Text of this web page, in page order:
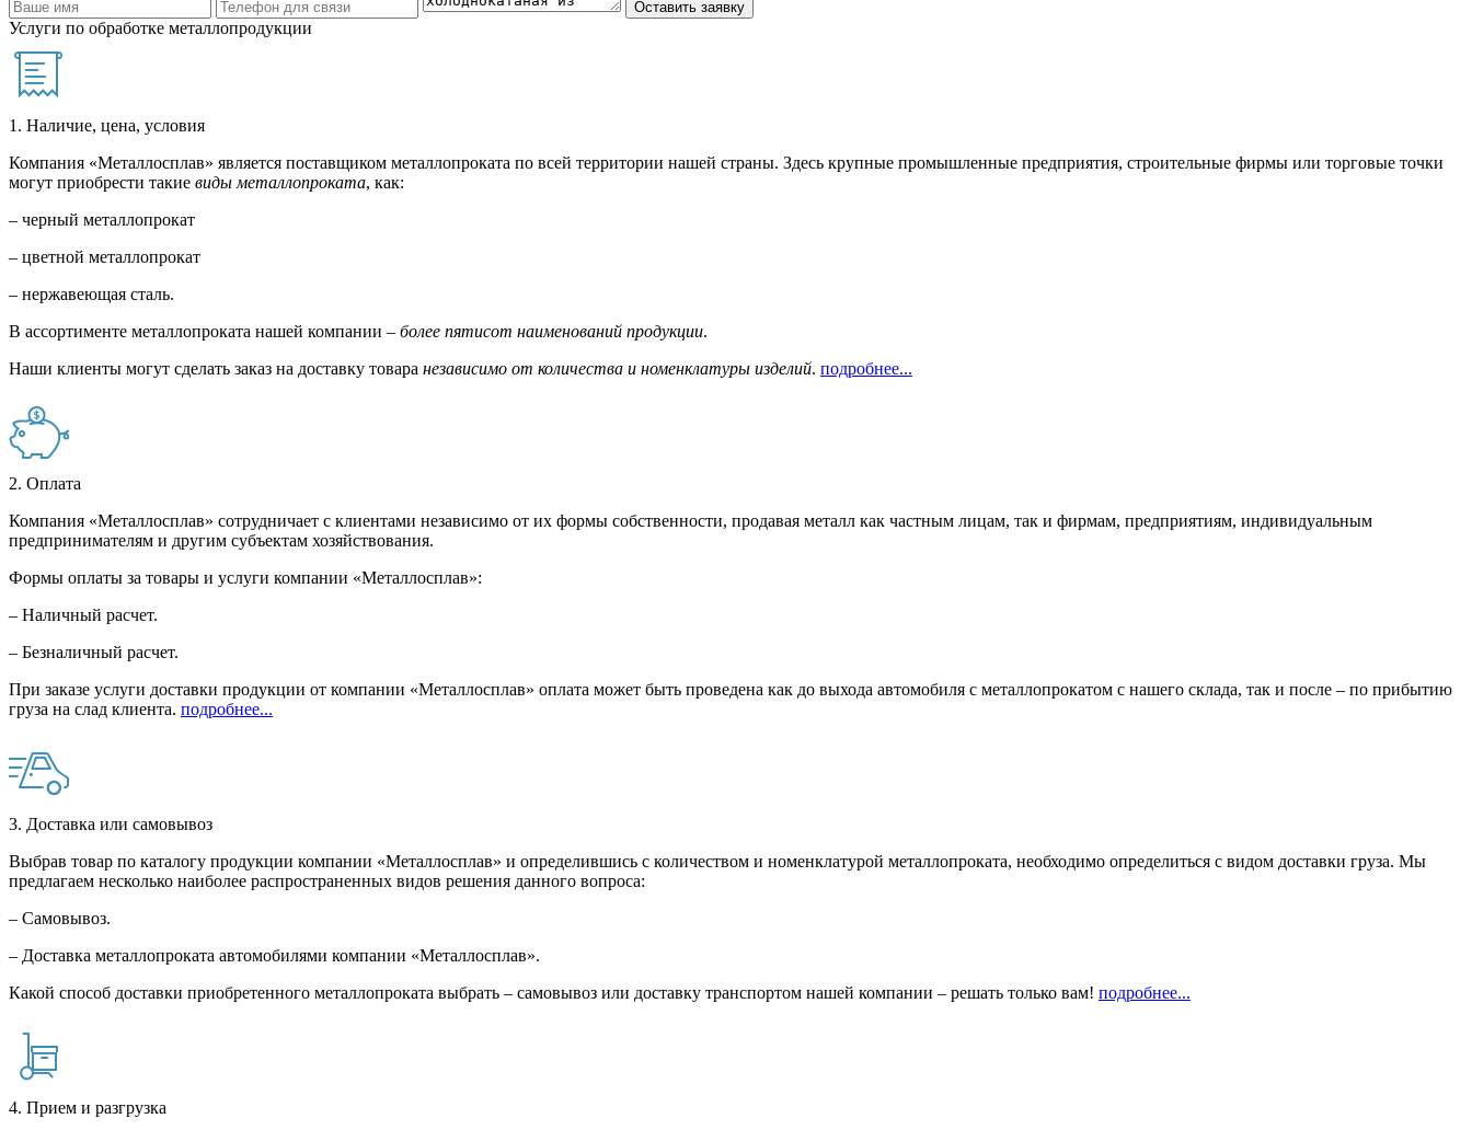
Услуги по обработке металлопродукции
1. Наличие, цена, условия
Компания «Металлосплав» является поставщиком металлопроката по всей территории нашей страны. Здесь крупные промышленные предприятия, строительные фирмы или торговые точки
могут приобрести такие виды металлопроката, как:
– черный металлопрокат
– цветной металлопрокат
– нержавеющая сталь.
В ассортименте металлопроката нашей компании – более пятисот наименований продукции.
Наши клиенты могут сделать заказ на доставку товара независимо от количества и номенклатуры изделий. подробнее...
2. Оплата
Компания «Металлосплав» сотрудничает с клиентами независимо от их формы собственности, продавая металл как частным лицам, так и фирмам, предприятиям, индивидуальным
предпринимателям и другим субъектам хозяйствования.
Формы оплаты за товары и услуги компании «Металлосплав»:
– Наличный расчет.
– Безналичный расчет.
При заказе услуги доставки продукции от компании «Металлосплав» оплата может быть проведена как до выхода автомобиля с металлопрокатом с нашего склада, так и после – по прибытию
груза на слад клиента. подробнее...
3. Доставка или самовывоз
Выбрав товар по каталогу продукции компании «Металлосплав» и определившись с количеством и номенклатурой металлопроката, необходимо определиться с видом доставки груза. Мы
предлагаем несколько наиболее распространенных видов решения данного вопроса:
– Самовывоз.
– Доставка металлопроката автомобилями компании «Металлосплав».
Какой способ доставки приобретенного металлопроката выбрать – самовывоз или доставку транспортом нашей компании – решать только вам! подробнее...
4. Прием и разгрузка